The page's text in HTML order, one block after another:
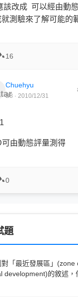
該改成 可以經由動
測驗來了解可能的
16
Chuehyu
B8 · 2010/12/31
由動態評量測得
0
題
「最近發展區」(zone
development)的敘述，
它是兒童潛能所能發展